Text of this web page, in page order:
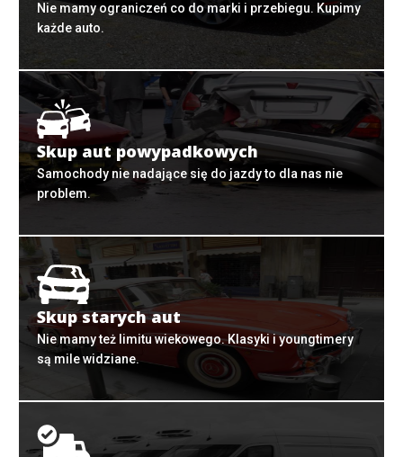
Nie mamy ograniczeń co do marki i przebiegu. Kupimy
każde auto.
Skup aut powypadkowych
Samochody nie nadające się do jazdy to dla nas nie
problem.
Skup starych aut
Nie mamy też limitu wiekowego. Klasyki i youngtimery
są mile widziane.